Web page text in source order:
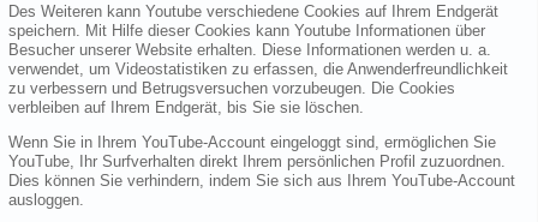
Des Weiteren kann Youtube verschiedene Cookies auf Ihrem Endgerät
speichern. Mit Hilfe dieser Cookies kann Youtube Informationen über
Besucher unserer Website erhalten. Diese Informationen werden u. a.
verwendet, um Videostatistiken zu erfassen, die Anwenderfreundlichkeit
zu verbessern und Betrugsversuchen vorzubeugen. Die Cookies
verbleiben auf Ihrem Endgerät, bis Sie sie löschen.
Wenn Sie in Ihrem YouTube-Account eingeloggt sind, ermöglichen Sie
YouTube, Ihr Surfverhalten direkt Ihrem persönlichen Profil zuzuordnen.
Dies können Sie verhindern, indem Sie sich aus Ihrem YouTube-Account
ausloggen.